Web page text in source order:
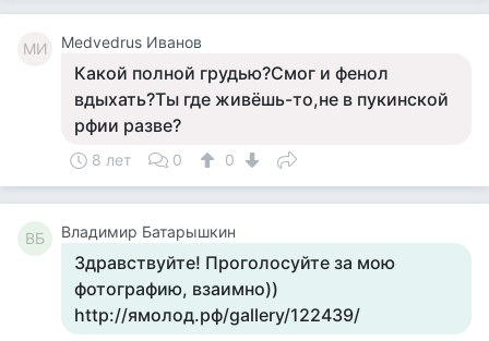
MИ Medvedrus Иванов
Какой полной грудью?Смог и фенол
вдыхать?Ты где живёшь-то,не в пукинской
рфии разве?
8 лет 0 0
ВБ Владимир Батарышкин
Здравствуйте! Проголосуйте за мою
фотографию, взаимно))
http://ямолод.рф/gallery/122439/